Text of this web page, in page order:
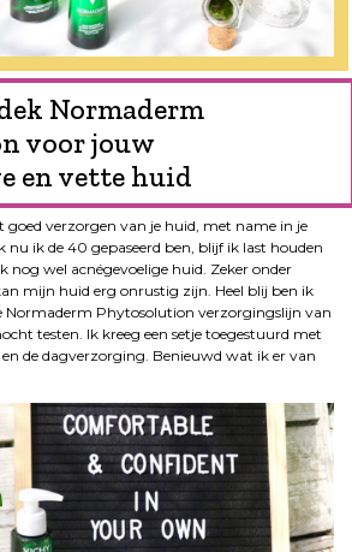
Normaderm
voor jouw
en vette huid
goed verzorgen van je huid, met name in je
ik de 40 gepaseerd ben, blijf ik last houden
nog wel acnégevoelige huid. Zeker onder
mijn huid erg onrustig zijn. Heel blij ben ik
Normaderm Phytosolution verzorgingslijn van
testen. Ik kreeg een setje toegestuurd met
de dagverzorging. Benieuwd wat ik er van